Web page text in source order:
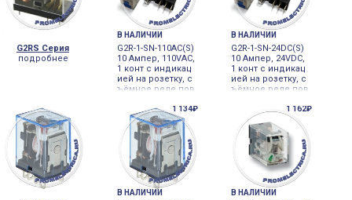
G2RS Серия
подробнее
В НАЛИЧИИ
G2R-1-SN-110AC(S)
10 Ампер, 110VAC,
1 конт с индикац
ией на розетку, с
ъёмное реле пов
ональности Omro
В НАЛИЧИИ
G2R-1-SN-24DC(S)
10 Ампер, 24VDC,
1 конт с индикац
ией на розетку, с
ъёмное реле пов
ональности Omro
1 134₽
В НАЛИЧИИ
1 162₽
В НАЛИЧИИ